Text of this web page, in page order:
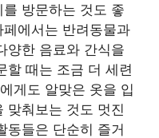
방문하는 것도 좋
에서는 반려동물과
양한 음료와 간식을
할 때는 조금 더 세련
게도 알맞은 옷을 입
맞춰보는 것도 멋진
동들은 단순히 즐거